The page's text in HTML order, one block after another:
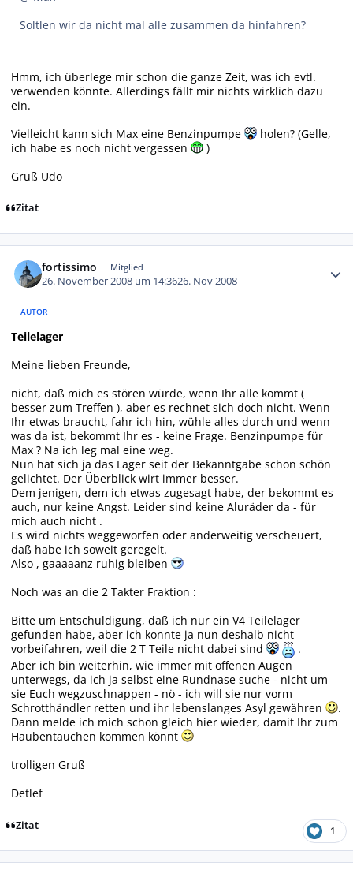
Soltlen wir da nicht mal alle zusammen da hinfahren?
Hmm, ich überlege mir schon die ganze Zeit, was ich evtl.
verwenden könnte. Allerdings fällt mir nichts wirklich dazu
ein.
Vielleicht kann sich Max eine Benzinpumpe
holen? (Gelle,
ich habe es noch nicht vergessen
)
Gruß Udo
Zitat
fortissimo Mitglied
26. November 2008 um 14:3626. Nov 2008
AUTOR
Teilelager
Meine lieben Freunde,
nicht, daß mich es stören würde, wenn Ihr alle kommt (
besser zum Treffen ), aber es rechnet sich doch nicht. Wenn
Ihr etwas braucht, fahr ich hin, wühle alles durch und wenn
was da ist, bekommt Ihr es - keine Frage. Benzinpumpe für
Max ? Na ich leg mal eine weg.
Nun hat sich ja das Lager seit der Bekanntgabe schon schön
gelichtet. Der Überblick wirt immer besser.
Dem jenigen, dem ich etwas zugesagt habe, der bekommt es
auch, nur keine Angst. Leider sind keine Aluräder da - für
mich auch nicht .
Es wird nichts weggeworfen oder anderweitig verscheuert,
daß habe ich soweit geregelt.
Also , gaaaaanz ruhig bleiben
Noch was an die 2 Takter Fraktion :
Bitte um Entschuldigung, daß ich nur ein V4 Teilelager
gefunden habe, aber ich konnte ja nun deshalb nicht
vorbeifahren, weil die 2 T Teile nicht dabei sind
.
Aber ich bin weiterhin, wie immer mit offenen Augen
unterwegs, da ich ja selbst eine Rundnase suche - nicht um
sie Euch wegzuschnappen - nö - ich will sie nur vorm
Schrotthändler retten und ihr lebenslanges Asyl gewähren
.
Dann melde ich mich schon gleich hier wieder, damit Ihr zum
Haubentauchen kommen könnt
trolligen Gruß
Detlef
Zitat 1